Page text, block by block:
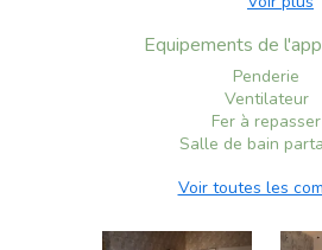
Equipements de
Penderie
Ventilateur
Fer à repasser
Salle de bain
Voir toutes les